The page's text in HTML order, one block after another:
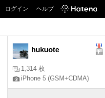
ログイン ヘルプ
hukuote
1,314 枚
iPhone 5 (GSM+CDMA)